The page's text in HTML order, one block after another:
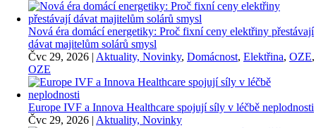
Nová éra domácí energetiky: Proč fixní ceny elektřiny přestávají
dávat majitelům solárů smysl
Čvc 29, 2026 | Aktuality, Novinky, Domácnost, Elektřina, OZE,
OZE
Europe IVF a Innova Healthcare spojují síly v léčbě neplodnosti
Čvc 29, 2026 | Aktuality, Novinky